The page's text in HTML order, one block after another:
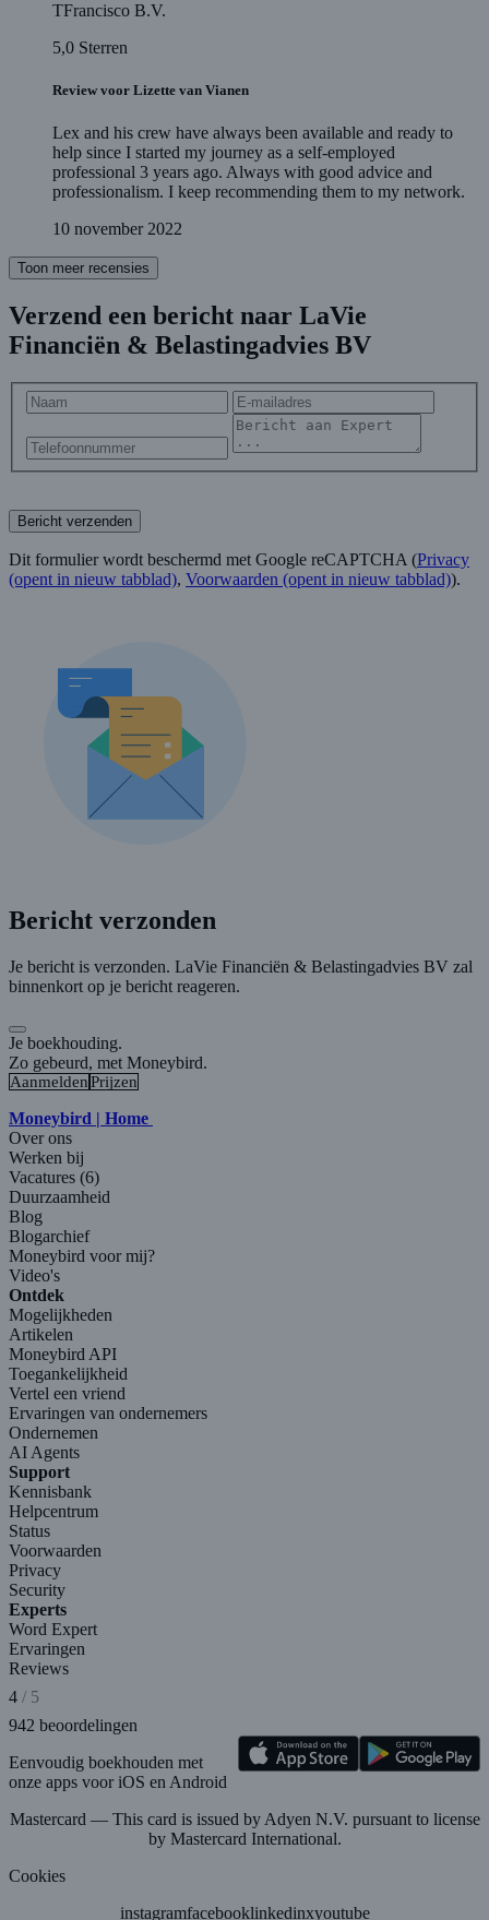
TFrancisco B.V.
5,0 Sterren
Review voor Lizette van Vianen
Lex and his crew have always been available and ready to
help since I started my journey as a self-employed
professional 3 years ago. Always with good advice and
professionalism. I keep recommending them to my network.
10 november 2022
Toon meer recensies
Verzend een bericht naar LaVie
Financiën & Belastingadvies BV
Bericht verzenden
Dit formulier wordt beschermd met Google reCAPTCHA (Privacy
(opent in nieuw tabblad), Voorwaarden (opent in nieuw tabblad)).
Bericht verzonden
Je bericht is verzonden. LaVie Financiën & Belastingadvies BV zal
binnenkort op je bericht reageren.